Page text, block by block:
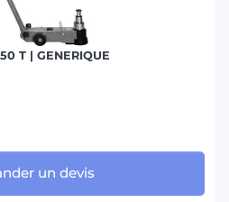
T | GENERIQUE
un devis